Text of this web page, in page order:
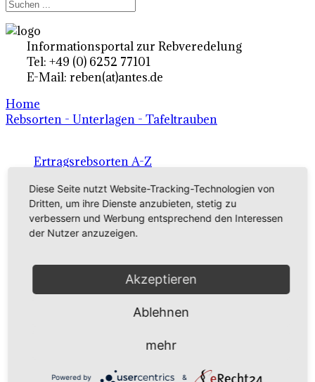
Informationsportal zur Rebveredelung
Tel: +49 (0) 6252 77101
E-Mail: reben(at)antes.de
Home
Rebsorten - Unterlagen - Tafeltrauben
Ertragsrebsorten A-Z
in Deutschland
Rebsorten international
Tafeltraubensorten
Tafeltrauben A-Z Sortenbeschreibungen
Diese Seite nutzt Website-Tracking-Technologien von
Dritten, um ihre Dienste anzubieten, stetig zu
verbessern und Werbung entsprechend den Interessen
der Nutzer anzuzeigen.
Akzeptieren
Ablehnen
mehr
Powered by &